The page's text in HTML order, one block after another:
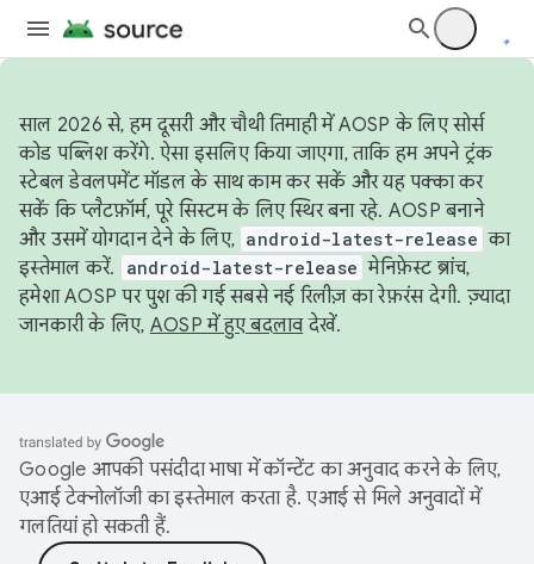
साल 2026 से, हम दूसरी और चौथी तिमाही में AOSP के लिए सोर्स
कोड पब्लिश करेंगे. ऐसा इसलिए किया जाएगा, ताकि हम अपने ट्रंक
स्टेबल डेवलपमेंट मॉडल के साथ काम कर सकें और यह पक्का कर
सकें कि प्लैटफ़ॉर्म, पूरे सिस्टम के लिए स्थिर बना रहे. AOSP बनाने
और उसमें योगदान देने के लिए, android-latest-release का
इस्तेमाल करें.
android-latest-release मेनिफ़ेस्ट ब्रांच,
हमेशा AOSP पर पुश की गई सबसे नई रिलीज़ का रेफ़रंस देगी. ज़्यादा
जानकारी के लिए, AOSP में हुए बदलावदेखें.
Google आपकी पसंदीदा भाषा में कॉन्टेंट का अनुवाद करने के लिए,
एआई टेक्नोलॉजी का इस्तेमाल करता है. एआई से मिले अनुवादों में
गलतियां हो सकती हैं.